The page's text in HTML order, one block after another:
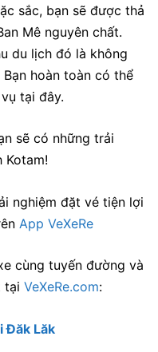
sắc, bạn sẽ được thả
Mê nguyên chất.
du lịch đó là không
hoàn toàn có thể
tại đây.
sẽ có những trải
Kotam!
nghiệm đặt vé tiện lợi
App VeXeRe
cùng tuyến đường và
tại VeXeRe.com:
Đăk Lăk